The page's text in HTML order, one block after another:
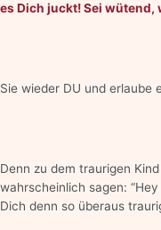
es Dich juckt! Sei wütend,
Sie wieder DU und erlaube
Denn zu dem traurigen
wahrscheinlich sagen:
Dich denn so überaus